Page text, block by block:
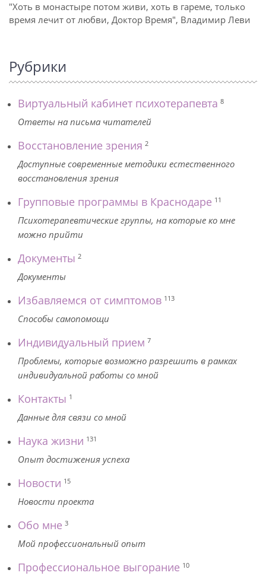
"Хоть в монастыре потом живи, хоть в гареме, только
время лечит от любви, Доктор Время", Владимир Леви
Рубрики
Виртуальный кабинет психотерапевта 8
Ответы на письма читателей
Восстановление зрения 2
Доступные современные методики естественного
восстановления зрения
Групповые программы в Краснодаре 11
Психотерапевтические группы, на которые ко мне
можно прийти
Документы 2
Документы
Избавляемся от симптомов 113
Способы самопомощи
Индивидуальный прием 7
Проблемы, которые возможно разрешить в рамках
индивидуальной работы со мной
Контакты 1
Данные для связи со мной
Наука жизни 131
Опыт достижения успеха
Новости 15
Новости проекта
Обо мне 3
Мой профессиональный опыт
Профессиональное выгорание 10